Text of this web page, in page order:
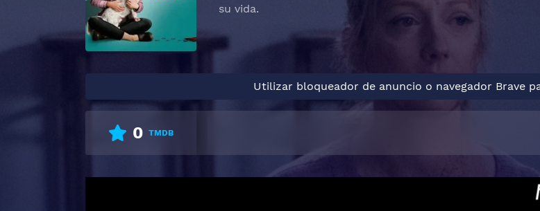
su vida.
Utilizar bloqueador de anuncio o navegador Brave
0 TMDB